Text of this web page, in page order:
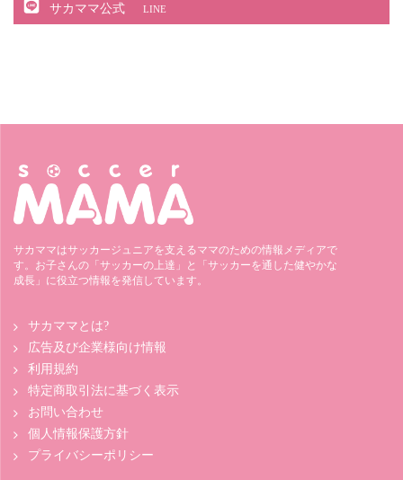
サカママ公式 LINE
サカママはサッカージュニアを支えるママのための情報メディアで
す。お子さんの「サッカーの上達」と「サッカーを通した健やかな
成長」に役立つ情報を発信しています。
サカママとは?
広告及び企業様向け情報
利用規約
特定商取引法に基づく表示
お問い合わせ
個人情報保護方針
プライバシーポリシー